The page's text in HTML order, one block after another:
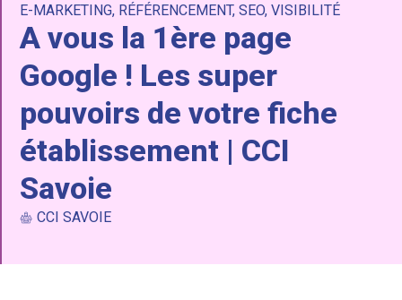
E-MARKETING, RÉFÉRENCEMENT, SEO, VISIBILITÉ
A vous la 1ère page
Google ! Les super
pouvoirs de votre fiche
établissement | CCI
Savoie
CCI SAVOIE